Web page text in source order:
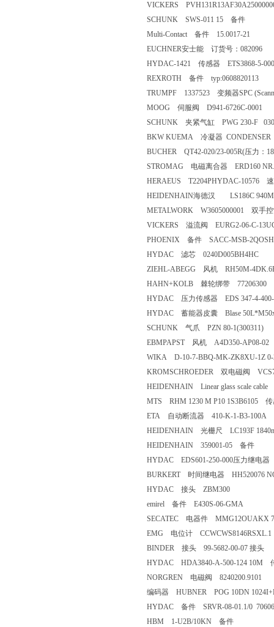
VICKERS
SCHUNK SWS-011 15 备件
Multi-Contact 备件 15.0017-21
EUCHNER安士能 订货号：082096
HYDAC-1421 传感器 ETS3868-5-
REXROTH 备件 typ:0608820113
TRUMPF 1337523 变频器SPC
MOOG 伺服阀 D941-6726C-0001
SCHUNK 夹紧气缸 PWG 230-F
BKW KUEMA 冷凝器 CONDENSER
BUCHER QT42-020/23-005R(压力：
STROMAG 电磁离合器 ERD160
HERAEUS T2204PHYDAC-10576
HEIDENHAIN海德汉 LS186C
METALWORK W3605000001 双手
VICKERS 溢流阀 EURG2-06-C-
PHOENIX 备件 SACC-MSB-2QOSH
HYDAC 滤芯 0240D005BH4HC
ZIEHL-ABEGG 风机 RH50M-
HAHN+KOLB 棘轮绑带 77206300
HYDAC 压力传感器 EDS 347-4-400-
HYDAC 蓄能器皮囊 Blase
SCHUNK 气爪 PZN 80-1(300311)
EBMPAPST 风机 A4D350-AP08-02
WIKA D-10-7-BBQ-MK-ZK8XU-1Z
KROMSCHROEDER 双电磁阀
HEIDENHAIN Linear glass scale cable
MTS RHM 1230 M P10 1S3B6105 传
ETA 自动断流器 410-K-1-B3-100A
HEIDENHAIN 光栅尺 LC193F
HEIDENHAIN 359001-05 备件
HYDAC EDS601-250-000压力继电
BURKERT 时间继电器 HH520076
HYDAC 接头 ZBM300
emirel 备件 E430S-06-GMA
SECATEC 电器件 MMG12OUAKX
EMG 电位计 CCWCWS8146RSXL.1
BINDER 接头 99-5682-00-07 接头
HYDAC HDA3840-A-500-124 10M
NORGREN 电磁阀 8240200.9101
编码器 HUBNER POG 10DN
HYDAC 备件 SRVR-08-01.1/0
HBM 1-U2B/10KN 备件